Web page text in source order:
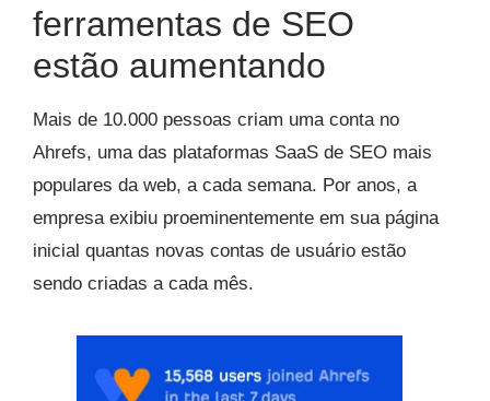
ferramentas de SEO
estão aumentando
Mais de 10.000 pessoas criam uma conta no
Ahrefs, uma das plataformas SaaS de SEO mais
populares da web, a cada semana. Por anos, a
empresa exibiu proeminentemente em sua página
inicial quantas novas contas de usuário estão
sendo criadas a cada mês.